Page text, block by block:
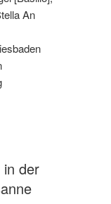
An
in der